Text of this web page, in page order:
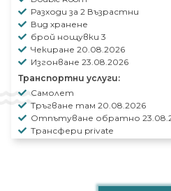
изключение на района
Разходи за 2 Възрастни
Вид хранене
брой нощувки 3
Чекиране 20.08.2026
Изгонване 23.08.2026
Транспортни услуги:
Самолет
Тръгване там 20.08.2026
Отпътуване обратно
Трансфери private